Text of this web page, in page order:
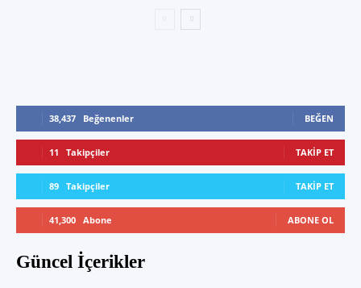
38,437 Beğenenler BEĞEN
11 Takipçiler TAKIP ET
89 Takipçiler TAKIP ET
41,300 Abone ABONE OL
Güncel İçerikler